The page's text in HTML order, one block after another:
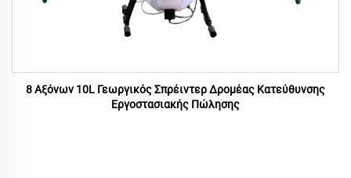
8 Αξόνων 10L Γεωργικός Σπρέιντερ Δρομέας Κατεύθυνσης
Εργοστασιακής Πώλησης